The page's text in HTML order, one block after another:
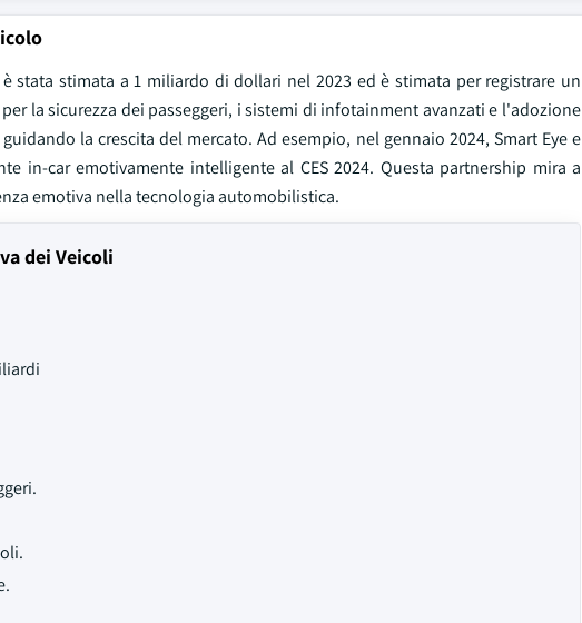
stimata a 1 miliardo di dollari nel 2023 ed è stimata per registrare un
la sicurezza dei passeggeri, i sistemi di infotainment avanzati e l'adozione
la crescita del mercato. Ad esempio, nel gennaio 2024, Smart Eye e
in-car emotivamente intelligente al CES 2024. Questa partnership mira a
emotiva nella tecnologia automobilistica.
dei Veicoli